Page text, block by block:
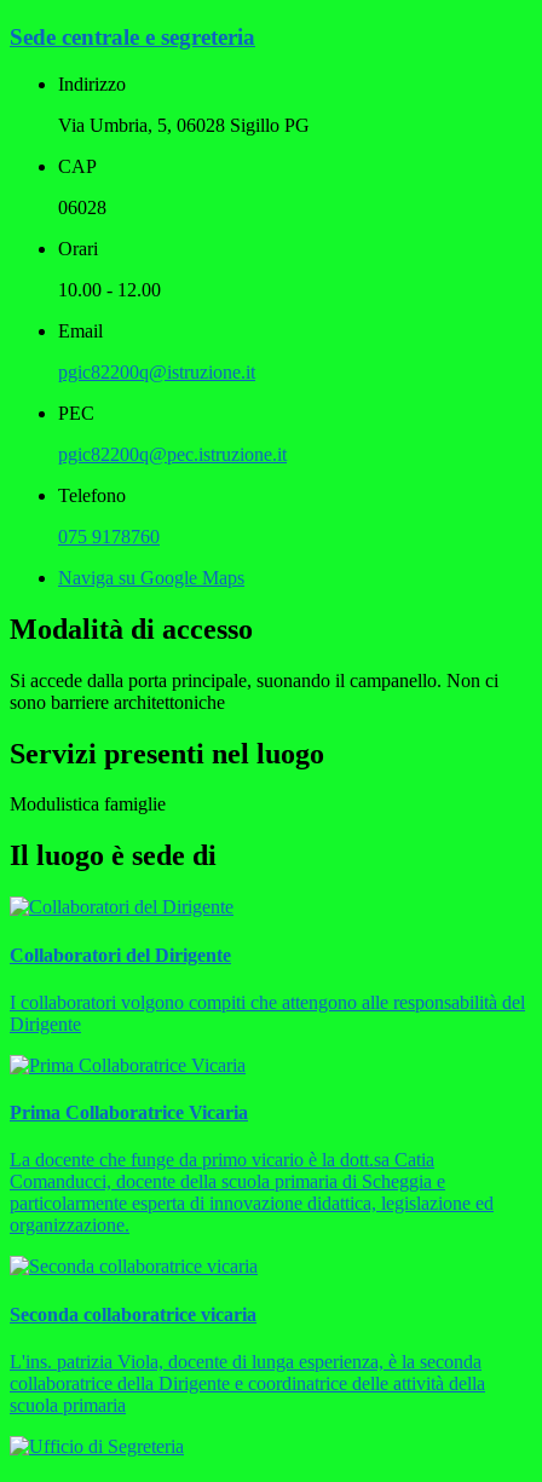
Sede centrale e segreteria
Indirizzo
Via Umbria, 5, 06028 Sigillo PG
CAP
06028
Orari
10.00 - 12.00
Email
pgic82200q@istruzione.it
PEC
pgic82200q@pec.istruzione.it
Telefono
075 9178760
Naviga su Google Maps
Modalità di accesso
Si accede dalla porta principale, suonando il campanello. Non ci
sono barriere architettoniche
Servizi presenti nel luogo
Modulistica famiglie
Il luogo è sede di
Collaboratori del Dirigente
I collaboratori volgono compiti che attengono alle responsabilità del
Dirigente
Prima Collaboratrice Vicaria
La docente che funge da primo vicario è la dott.sa Catia
Comanducci, docente della scuola primaria di Scheggia e
particolarmente esperta di innovazione didattica, legislazione ed
organizzazione.
Seconda collaboratrice vicaria
L'ins. patrizia Viola, docente di lunga esperienza, è la seconda
collaboratrice della Dirigente e coordinatrice delle attività della
scuola primaria